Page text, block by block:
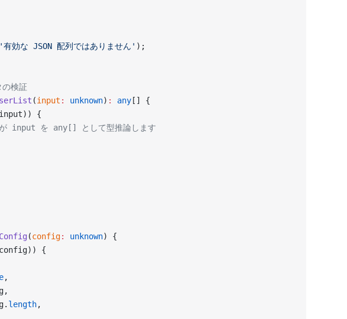
'有効な JSON 配列ではありません' );
検証
(input : unknown) : any [] {
{
input を any[] として型推論します
(config: unknown) {
{
,
length,